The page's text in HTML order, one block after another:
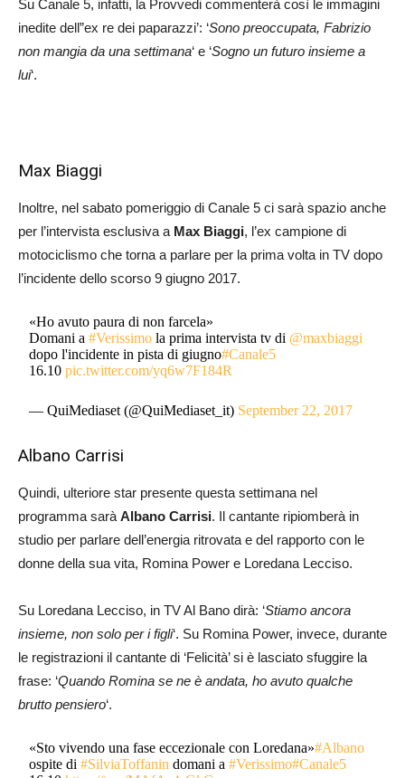
Su Canale 5, infatti, la Provvedi commenterà così le immagini
inedite dell”ex re dei paparazzi’: ‘Sono preoccupata, Fabrizio
non mangia da una settimana‘ e ‘Sogno un futuro insieme a
lui‘.
Max Biaggi
Inoltre, nel sabato pomeriggio di Canale 5 ci sarà spazio anche
per l’intervista esclusiva a Max Biaggi, l’ex campione di
motociclismo che torna a parlare per la prima volta in TV dopo
l’incidente dello scorso 9 giugno 2017.
«Ho avuto paura di non farcela»
Domani a#Verissimo la prima intervista tv di @maxbiaggi
dopo l'incidente in pista di giugno#Canale5
16.10pic.twitter.com/yq6w7F184R
— QuiMediaset (@QuiMediaset_it) September 22, 2017
Albano Carrisi
Quindi, ulteriore star presente questa settimana nel
programma sarà Albano Carrisi. Il cantante ripiomberà in
studio per parlare dell’energia ritrovata e del rapporto con le
donne della sua vita, Romina Power e Loredana Lecciso.
Su Loredana Lecciso, in TV Al Bano dirà: ‘Stiamo ancora
insieme, non solo per i figli‘. Su Romina Power, invece, durante
le registrazioni il cantante di ‘Felicità’ si è lasciato sfuggire la
frase: ‘Quando Romina se ne è andata, ho avuto qualche
brutto pensiero‘.
«Sto vivendo una fase eccezionale con Loredana»#Albano
ospite di#SilviaToffanin domani a#Verissimo#Canale5